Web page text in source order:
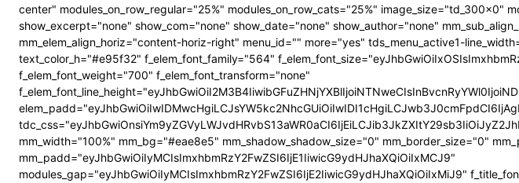
center" modules_on_row_regular="25%" modules_on_row_cats="25%" image_size="td_300x0"
show_excerpt="none" show_com="none" show_date="none" show_author="none"
mm_elem_align_horiz="content-horiz-right" menu_id="" more="yes" tds_menu_active1-
text_color_h="#e95f32" f_elem_font_family="564"
f_elem_font_weight="700" f_elem_font_transform="none"
mm_width="100%" mm_bg="#eae8e5" mm_shadow_shadow_size="0" mm_border_size="0"
mm_padd="eyJhbGwiOiIyMCIsImxhbmRzY2FwZSI6IjE1IiwicG9ydHJhaXQiOiIxMCJ9"
modules_gap="eyJhbGwiOiIyMCIsImxhbmRzY2FwZSI6IjE2IiwicG9ydHJhaXQiOiIxMiJ9"